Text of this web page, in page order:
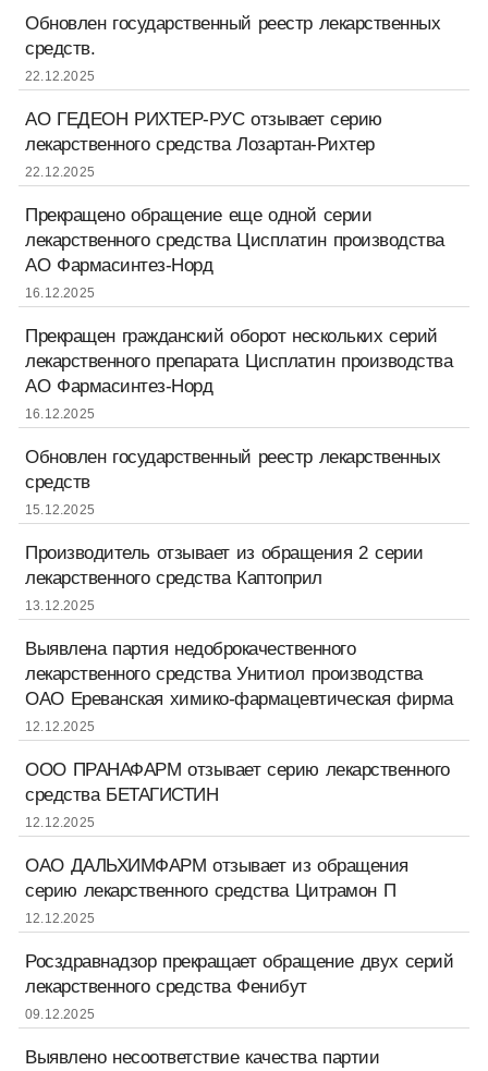
Обновлен государственный реестр лекарственных
средств.
22.12.2025
АО ГЕДЕОН РИХТЕР-РУС отзывает серию
лекарственного средства Лозартан-Рихтер
22.12.2025
Прекращено обращение еще одной серии
лекарственного средства Цисплатин производства
АО Фармасинтез-Норд
16.12.2025
Прекращен гражданский оборот нескольких серий
лекарственного препарата Цисплатин производства
АО Фармасинтез-Норд
16.12.2025
Обновлен государственный реестр лекарственных
средств
15.12.2025
Производитель отзывает из обращения 2 серии
лекарственного средства Каптоприл
13.12.2025
Выявлена партия недоброкачественного
лекарственного средства Унитиол производства
ОАО Ереванская химико-фармацевтическая фирма
12.12.2025
ООО ПРАНАФАРМ отзывает серию лекарственного
средства БЕТАГИСТИН
12.12.2025
ОАО ДАЛЬХИМФАРМ отзывает из обращения
серию лекарственного средства Цитрамон П
12.12.2025
Росздравнадзор прекращает обращение двух серий
лекарственного средства Фенибут
09.12.2025
Выявлено несоответствие качества партии